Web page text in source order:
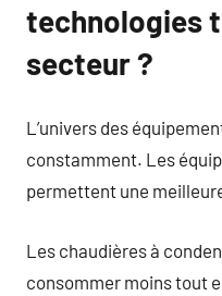
technologies
secteur ?
L’univers des
constamment. Les
permettent une
Les chaudières à
consommer moins tout